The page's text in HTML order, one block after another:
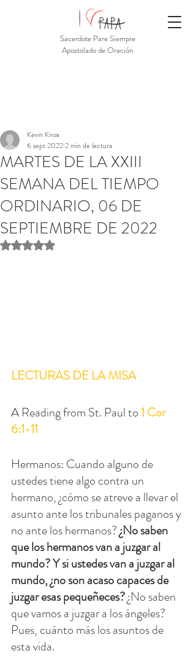
Sacerdote Pare Siempre
Apostolado de Oración
MARTES DE LA XXIII
SEMANA DEL TIEMPO
ORDINARIO, 06 DE
SEPTIEMBRE DE 2022
Kevin Knox
6 sept 20222 min de lectura
Obtuvo NaN de 5 estrellas.
LECTURAS DE LA MISA
A Reading from St. Paul to 1 Cor
6:1-11
Hermanos: Cuando alguno de
ustedes tiene algo contra un
hermano, ¿cómo se atreve a llevar el
asunto ante los tribunales paganos y
no ante los hermanos? ¿No saben
que los hermanos van a juzgar al
mundo? Y si ustedes van a juzgar al
mundo, ¿no son acaso capaces de
juzgar esas pequeñeces? ¿No saben
que vamos a juzgar a los ángeles?
Pues, cuánto más los asuntos de
esta vida.